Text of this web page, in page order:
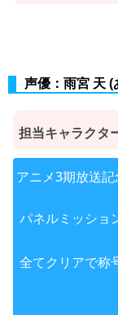
声優：雨宮 天 (
担当キャラクタ
アニメ3期放送
パネルミッショ
全てクリアで称